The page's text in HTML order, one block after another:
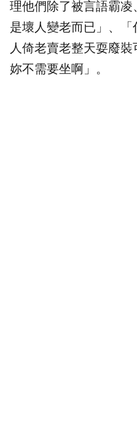
理他們除了被言語霸
是壞人變老而已」、
人倚老賣老整天耍廢
妳不需要坐啊」。